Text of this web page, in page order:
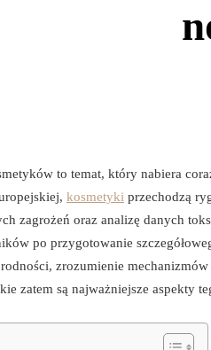
to temat, który nabiera
kosmetyki przechodzą
zagrożeń oraz analizę danych
po przygotowanie
zrozumienie
zatem są najważniejsze aspekty